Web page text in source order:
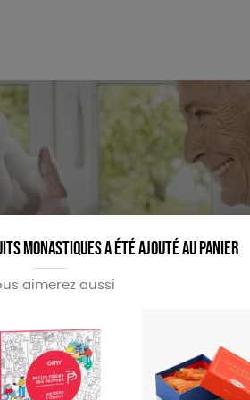
monastiques a été ajouté au panier
aimerez aussi